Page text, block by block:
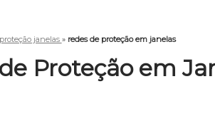
janelas » redes de proteção em janelas
Proteção em